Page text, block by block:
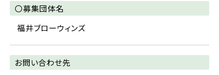
〇募集団体名
福井ブローウィンズ
お問い合わせ先